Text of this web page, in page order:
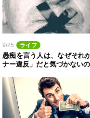
9/25 ライフ
愚痴を言う人は、なぜそれ
ナー違反」だと気づかない